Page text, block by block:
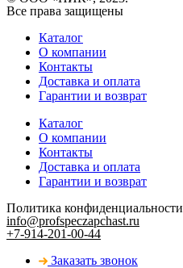
Все права защищены
Каталог
О компании
Контакты
Доставка и оплата
Гарантии и возврат
Каталог
О компании
Контакты
Доставка и оплата
Гарантии и возврат
Политика конфиденциальности
info@profspeczapchast.ru
+7-914-201-00-44
Заказать звонок